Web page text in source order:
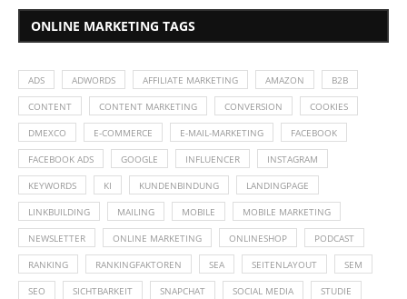
ONLINE MARKETING TAGS
ADS ADWORDS AFFILIATE MARKETING AMAZON B2B
CONTENT CONTENT MARKETING CONVERSION COOKIES
DMEXCO E-COMMERCE E-MAIL-MARKETING FACEBOOK
FACEBOOK ADS GOOGLE INFLUENCER INSTAGRAM
KEYWORDS KI KUNDENBINDUNG LANDINGPAGE
LINKBUILDING MAILING MOBILE MOBILE MARKETING
NEWSLETTER ONLINE MARKETING ONLINESHOP PODCAST
RANKING RANKINGFAKTOREN SEA SEITENLAYOUT SEM
SEO SICHTBARKEIT SNAPCHAT SOCIAL MEDIA STUDIE